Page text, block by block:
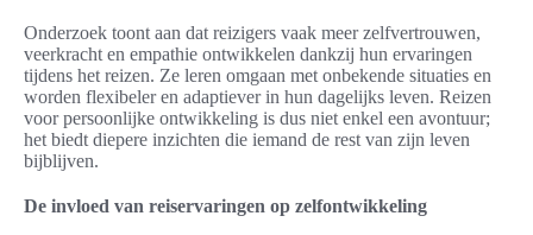
Onderzoek toont aan dat reizigers vaak meer zelfvertrouwen,
veerkracht en empathie ontwikkelen dankzij hun ervaringen
tijdens het reizen. Ze leren omgaan met onbekende situaties en
worden flexibeler en adaptiever in hun dagelijks leven. Reizen
voor persoonlijke ontwikkeling is dus niet enkel een avontuur;
het biedt diepere inzichten die iemand de rest van zijn leven
bijblijven.
De invloed van reiservaringen op zelfontwikkeling